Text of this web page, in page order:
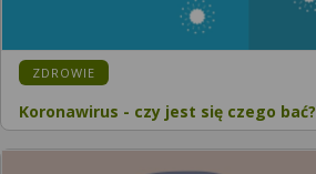
ZDROWIE
Koronawirus - czy jest się czego bać?